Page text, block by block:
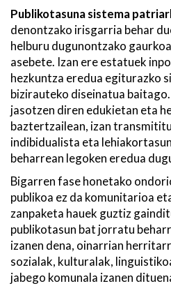
Publikotasuna sistema
denontzako irisgarria behar
helburu dugunontzako
asebete. Izan ere estatuek
hezkuntza eredua egiturazko
bizirauteko diseinatua
jasotzen diren edukietan eta
baztertzailean, izan
indibidualista eta
beharrean legoken eredua
Bigarren fase honetako
publikoa ez da komunitarioa
zanpaketa hauek guztiz
publikotasun bat jorratu
izanen dena, oinarrian
sozialak, kulturalak,
jabego komunala izanen